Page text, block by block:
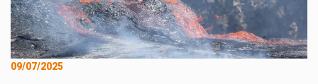
09/07/2025